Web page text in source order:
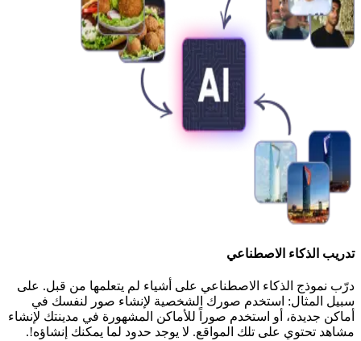
تدريب الذكاء الاصطناعي
درّب نموذج الذكاء الاصطناعي على أشياء لم يتعلمها من قبل. على
سبيل المثال: استخدم صورك الشخصية لإنشاء صور لنفسك في
أماكن جديدة، أو استخدم صوراً للأماكن المشهورة في مدينتك لإنشاء
مشاهد تحتوي على تلك المواقع. لا يوجد حدود لما يمكنك إنشاؤه!.